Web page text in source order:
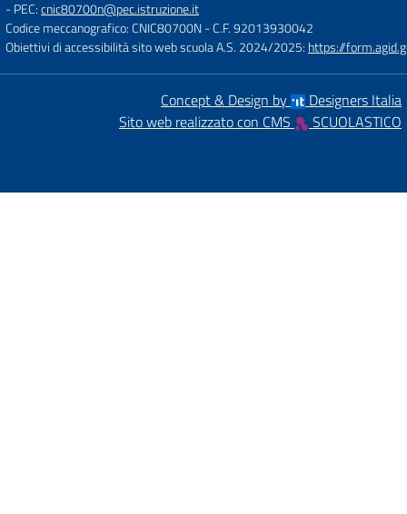
- PEC:cnic80700n@pec.istruzione.it
Codice meccanografico: CNIC80700N- C.F. 92013930042
Obiettivi di accessibilità sito web scuola A.S. 2024/2025: https://
Concept & Design by
Designers Italia
Sito web realizzato con CMS
SCUOLASTICO